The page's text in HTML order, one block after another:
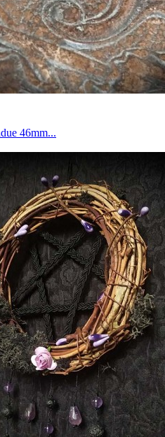
46mm...